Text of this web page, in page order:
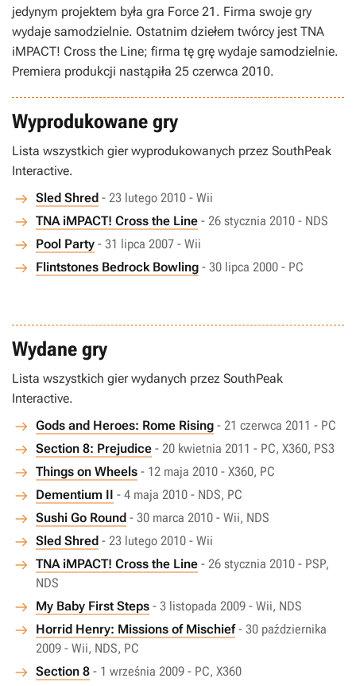
jedynym projektem była gra Force 21. Firma swoje gry
wydaje samodzielnie. Ostatnim dziełem twórcy jest TNA
iMPACT! Cross the Line; firma tę grę wydaje samodzielnie.
Premiera produkcji nastąpiła 25 czerwca 2010.
Wyprodukowane gry
Lista wszystkich gier wyprodukowanych przez SouthPeak
Interactive.
Sled Shred - 23 lutego 2010 - Wii
TNA iMPACT! Cross the Line - 26 stycznia 2010 - NDS
Pool Party - 31 lipca 2007 - Wii
Flintstones Bedrock Bowling - 30 lipca 2000 - PC
Wydane gry
Lista wszystkich gier wydanych przez SouthPeak
Interactive.
Gods and Heroes: Rome Rising - 21 czerwca 2011 - PC
Section 8: Prejudice - 20 kwietnia 2011 - PC, X360, PS3
Things on Wheels - 12 maja 2010 - X360, PC
Dementium II - 4 maja 2010 - NDS, PC
Sushi Go Round - 30 marca 2010 - Wii, NDS
Sled Shred - 23 lutego 2010 - Wii
TNA iMPACT! Cross the Line - 26 stycznia 2010 - PSP,
NDS
My Baby First Steps - 3 listopada 2009 - Wii, NDS
Horrid Henry: Missions of Mischief - 30 października
2009 - Wii, NDS, PC
Section 8 - 1 września 2009 - PC, X360